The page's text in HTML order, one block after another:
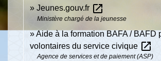
Jeunes.gouv.fr open_in_new
Ministère chargé de la jeunesse
Aide à la formation BAFA / BAFD
volontaires du service civique open_in_new
Agence de services et de paiement (ASP)